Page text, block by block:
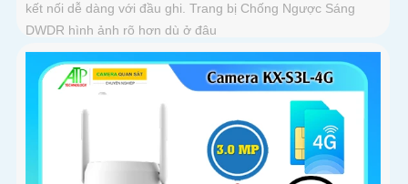
kết nối dễ dàng với đầu ghi. Trang bị Chống Ngược Sáng
DWDR hình ảnh rõ hơn dù ở đâu